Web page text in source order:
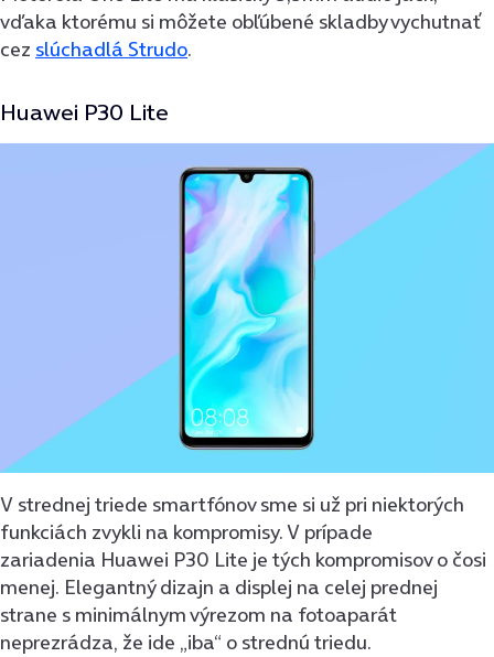
vďaka ktorému si môžete obľúbené skladby vychutnať
cez slúchadlá Strudo.
Huawei P30 Lite
V strednej triede smartfónov sme si už pri niektorých
funkciách zvykli na kompromisy. V prípade
zariadenia Huawei P30 Lite je tých kompromisov o čosi
menej. Elegantný dizajn a displej na celej prednej
strane s minimálnym výrezom na fotoaparát
neprezrádza, že ide „iba“ o strednú triedu.